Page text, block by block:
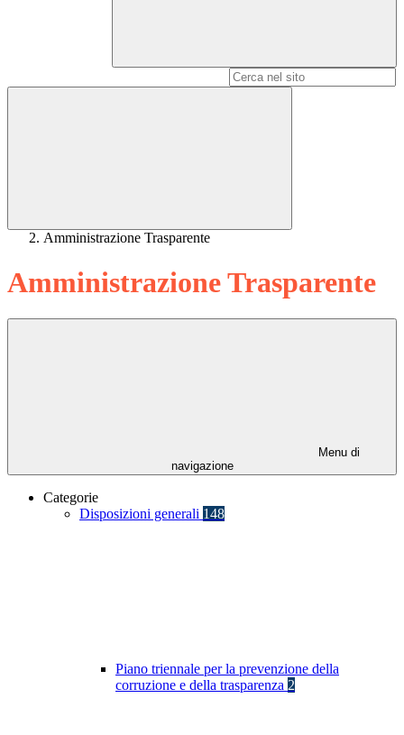
Amministrazione Trasparente
Amministrazione Trasparente
Menu di
navigazione
Categorie
Disposizioni generali 148
Piano triennale per la prevenzione della
corruzione e della trasparenza 2